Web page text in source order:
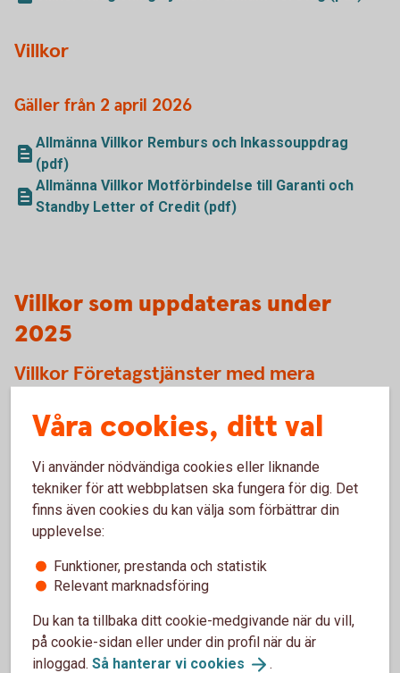
Villkor
Gäller från 2 april 2026
Allmänna Villkor Remburs och Inkassouppdrag
(pdf)
Allmänna Villkor Motförbindelse till Garanti och
Standby Letter of Credit (pdf)
Villkor som uppdateras under
2025
Villkor Företagstjänster med mera
Gäller från 19 maj 2025
Villkor Företagstjänster med mera (pdf)
Särskilda villkor Företagstjänster med
Särskilda villkor Företagstjänster med mera (pdf)
Våra cookies, ditt val
Vi använder nödvändiga cookies eller liknande
tekniker för att webbplatsen ska fungera för dig. Det
finns även cookies du kan välja som förbättrar din
upplevelse:
Funktioner, prestanda och statistik
Relevant marknadsföring
Du kan ta tillbaka ditt cookie-medgivande när du vill,
på cookie-sidan eller under din profil när du är
inloggad. Så hanterar vi cookies .